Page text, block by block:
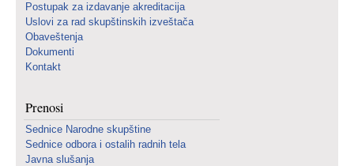
Postupak za izdavanje akreditacija
Uslovi za rad skupštinskih izveštača
Obaveštenja
Dokumenti
Kontakt
Prenosi
Sednice Narodne skupštine
Sednice odbora i ostalih radnih tela
Javna slušanja